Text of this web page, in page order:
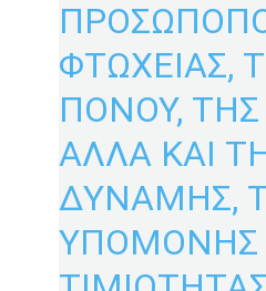
ΦΤΩΧΕΙΑΣ,
ΠΟΝΟΥ, ΤΗΣ
ΑΛΛΑ ΚΑΙ
ΔΥΝΑΜΗΣ,
ΥΠΟΜΟΝΗΣ